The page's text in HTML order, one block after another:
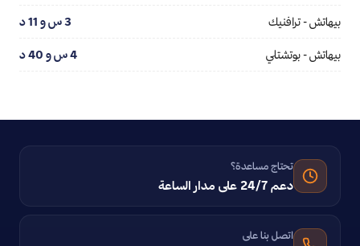
بيهاتش - ترافنيك 3 س و 11 د
بيهاتش - بوتشتلي 4 س و 40 د
تحتاج مساعدة؟
دعم 24/7 على مدار الساعة
اتصل بنا على